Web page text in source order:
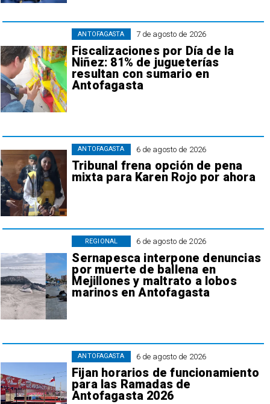
7 de agosto de 2026
Fiscalizaciones por Día de la
Niñez: 81% de jugueterías
resultan con sumario en
Antofagasta
ANTOFAGASTA
6 de agosto de 2026
Tribunal frena opción de pena
mixta para Karen Rojo por ahora
ANTOFAGASTA
6 de agosto de 2026
Sernapesca interpone denuncias
por muerte de ballena en
Mejillones y maltrato a lobos
marinos en Antofagasta
REGIONAL
6 de agosto de 2026
Fijan horarios de funcionamiento
para las Ramadas de
Antofagasta 2026
ANTOFAGASTA